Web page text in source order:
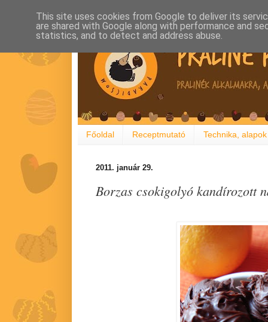
Főoldal Receptmutató Technika, alapok
2011. január 29.
Borzas csokigolyó kandírozott
This site uses cookies from Google to deliver its
are shared with Google along with performance and
statistics, and to detect and address abuse.